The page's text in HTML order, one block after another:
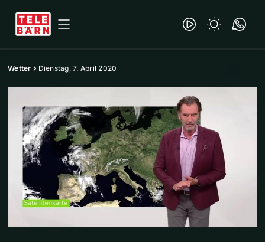
Wetter Dienstag, 7. April 2020